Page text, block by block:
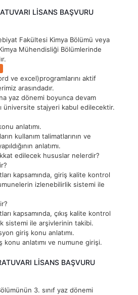
LİSANS BAŞVURU
Fakültesi Kimya Bölümü veya
Mühendisliği Bölümlerinde
ve excel)programlarını aktif
arasındadır.
yaz dönemi boyunca devam
üniversite stajyeri kabul edilecektir.
anlatımı.
kullanım talimatlarının ve
anlatımı.
edilecek hususlar nelerdir?
kapsamında, giriş kalite kontrol
izlenebilirlik sistemi ile
kapsamında, çıkış kalite kontrol
sistemi ile arşivlerinin takibi.
giriş konu anlatımı.
anlatımı ve numune girişi.
LİSANS BAŞVURU
3. sınıf yaz dönemi